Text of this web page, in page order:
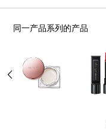
同一产品系列的产品